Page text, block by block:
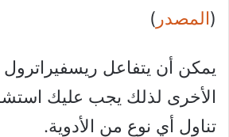
(المصدر )
يمكن أن يتفاعل
الأخرى لذلك يجب عليك
تناول أي نوع من الأدوية.